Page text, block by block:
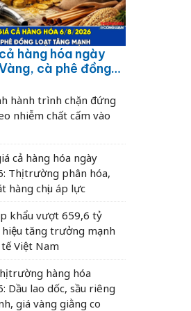
hàng hóa ngày
cà phê đồng
hành trình chặn đứng
nhiễm chất cấm vào
cả hàng hóa ngày
Thị trường phân hóa,
hàng chịu áp lực
khẩu vượt 659,6 tỷ
hiệu tăng trưởng mạnh
Việt Nam
trường hàng hóa
Dầu lao dốc, sầu riêng
giá vàng giằng co